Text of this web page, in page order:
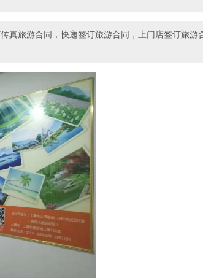
真旅游合同，快递签订旅游合同，上门店签订旅游